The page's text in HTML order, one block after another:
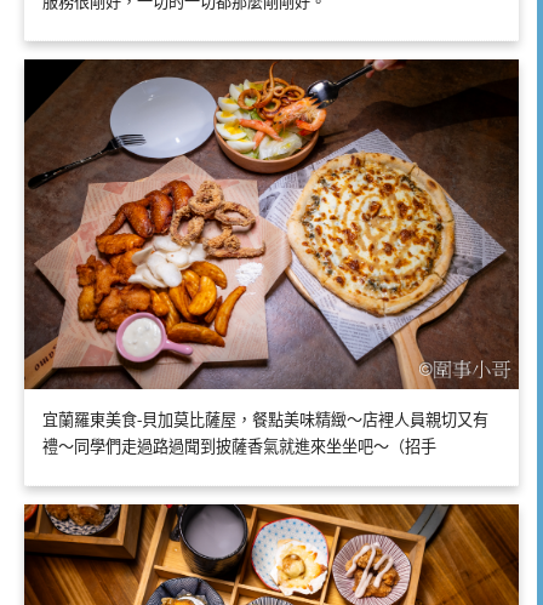
宜蘭羅東美食-貝加莫比薩屋，餐點美味精緻～店裡人員親切又有
禮～同學們走過路過聞到披薩香氣就進來坐坐吧～（招手